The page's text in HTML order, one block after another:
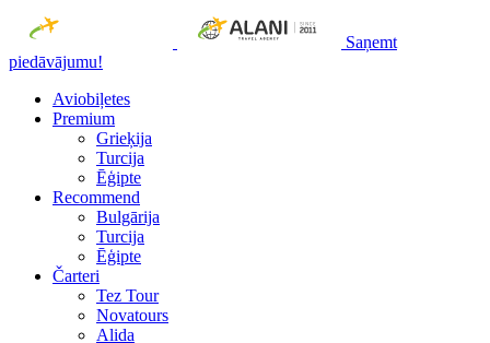
Saņemt
piedāvājumu!
Aviobiļetes
Premium
Grieķija
Turcija
Ēģipte
Recommend
Bulgārija
Turcija
Ēģipte
Čarteri
Tez Tour
Novatours
Alida